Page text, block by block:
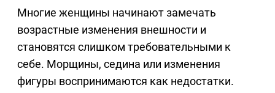
Многие женщины начинают замечать
возрастные изменения внешности и
становятся слишком требовательными к
себе. Морщины, седина или изменения
фигуры воспринимаются как недостатки.